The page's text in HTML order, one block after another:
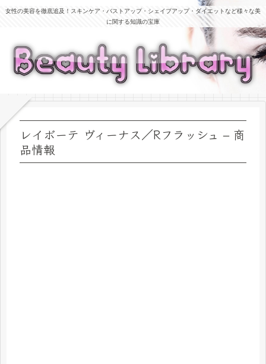
女性の美容を徹底追及！スキンケア・バストアップ・シェイプアップ・ダイエットなど様々な美
に関する知識の宝庫
レイボーテ ヴィーナス／Rフラッシュ – 商
品情報